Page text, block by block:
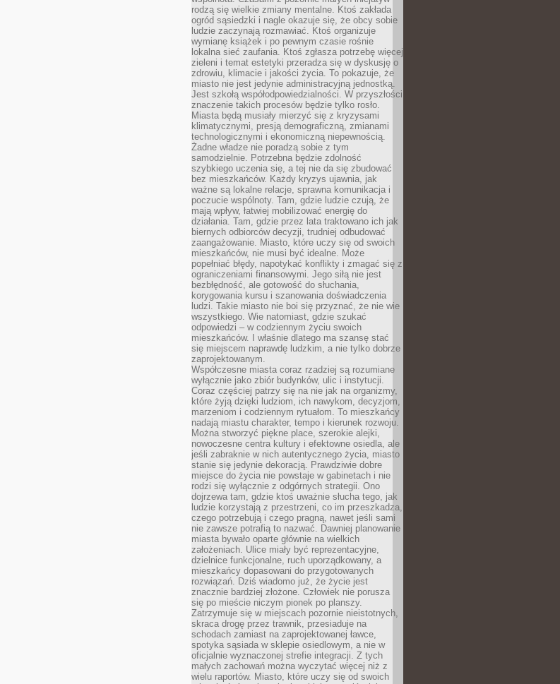
rodzą się wielkie zmiany mentalne. Ktoś zakłada
ogród sąsiedzki i nagle okazuje się, że obcy sobie
ludzie zaczynają rozmawiać. Ktoś organizuje
wymianę książek i po pewnym czasie rośnie
lokalna sieć zaufania. Ktoś zgłasza potrzebę więcej
zieleni i temat estetyki przeradza się w dyskusję o
zdrowiu, klimacie i jakości życia. To pokazuje, że
miasto nie jest jedynie administracyjną jednostką.
Jest szkołą współodpowiedzialności. W przyszłości
znaczenie takich procesów będzie tylko rosło.
Miasta będą musiały mierzyć się z kryzysami
klimatycznymi, presją demograficzną, zmianami
technologicznymi i ekonomiczną niepewnością.
Żadne władze nie poradzą sobie z tym
samodzielnie. Potrzebna będzie zdolność
szybkiego uczenia się, a tej nie da się zbudować
bez mieszkańców. Każdy kryzys ujawnia, jak
ważne są lokalne relacje, sprawna komunikacja i
poczucie wspólnoty. Tam, gdzie ludzie czują, że
mają wpływ, łatwiej mobilizować energię do
działania. Tam, gdzie przez lata traktowano ich jak
biernych odbiorców decyzji, trudniej odbudować
zaangażowanie. Miasto, które uczy się od swoich
mieszkańców, nie musi być idealne. Może
popełniać błędy, napotykać konflikty i zmagać się z
ograniczeniami finansowymi. Jego siłą nie jest
bezbłędność, ale gotowość do słuchania,
korygowania kursu i szanowania doświadczenia
ludzi. Takie miasto nie boi się przyznać, że nie wie
wszystkiego. Wie natomiast, gdzie szukać
odpowiedzi – w codziennym życiu swoich
mieszkańców. I właśnie dlatego ma szansę stać
się miejscem naprawdę ludzkim, a nie tylko dobrze
zaprojektowanym.
Współczesne miasta coraz rzadziej są rozumiane
wyłącznie jako zbiór budynków, ulic i instytucji.
Coraz częściej patrzy się na nie jak na organizmy,
które żyją dzięki ludziom, ich nawykom, decyzjom,
marzeniom i codziennym rytuałom. To mieszkańcy
nadają miastu charakter, tempo i kierunek rozwoju.
Można stworzyć piękne place, szerokie alejki,
nowoczesne centra kultury i efektowne osiedla, ale
jeśli zabraknie w nich autentycznego życia, miasto
stanie się jedynie dekoracją. Prawdziwie dobre
miejsce do życia nie powstaje w gabinetach i nie
rodzi się wyłącznie z odgórnych strategii. Ono
dojrzewa tam, gdzie ktoś uważnie słucha tego, jak
ludzie korzystają z przestrzeni, co im przeszkadza,
czego potrzebują i czego pragną, nawet jeśli sami
nie zawsze potrafią to nazwać. Dawniej planowanie
miasta bywało oparte głównie na wielkich
założeniach. Ulice miały być reprezentacyjne,
dzielnice funkcjonalne, ruch uporządkowany, a
mieszkańcy dopasowani do przygotowanych
rozwiązań. Dziś wiadomo już, że życie jest
znacznie bardziej złożone. Człowiek nie porusza
się po mieście niczym pionek po planszy.
Zatrzymuje się w miejscach pozornie nieistotnych,
skraca drogę przez trawnik, przesiaduje na
schodach zamiast na zaprojektowanej ławce,
spotyka sąsiada w sklepie osiedlowym, a nie w
oficjalnie wyznaczonej strefie integracji. Z tych
małych zachowań można wyczytać więcej niż z
wielu raportów. Miasto, które uczy się od swoich